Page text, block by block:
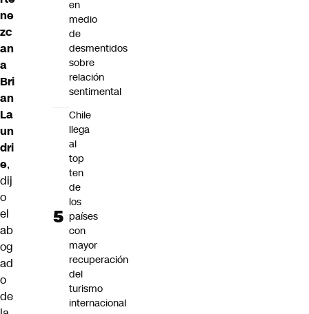
ne
zc
an
a
Bri
an
La
un
dri
e,
dij
o
el
ab
og
ad
o
de
en
medio
de
desmentidos
sobre
relación
sentimental
Chile
llega
al
top
ten
de
los
países
con
mayor
recuperación
del
turismo
internacional